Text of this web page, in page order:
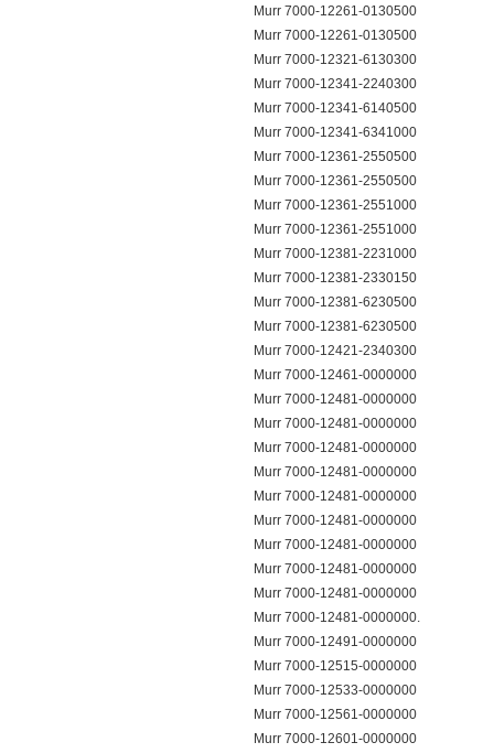
Murr 7000-12261-0130500
Murr 7000-12261-0130500
Murr 7000-12321-6130300
Murr 7000-12341-2240300
Murr 7000-12341-6140500
Murr 7000-12341-6341000
Murr 7000-12361-2550500
Murr 7000-12361-2550500
Murr 7000-12361-2551000
Murr 7000-12361-2551000
Murr 7000-12381-2231000
Murr 7000-12381-2330150
Murr 7000-12381-6230500
Murr 7000-12381-6230500
Murr 7000-12421-2340300
Murr 7000-12461-0000000
Murr 7000-12481-0000000
Murr 7000-12481-0000000
Murr 7000-12481-0000000
Murr 7000-12481-0000000
Murr 7000-12481-0000000
Murr 7000-12481-0000000
Murr 7000-12481-0000000
Murr 7000-12481-0000000
Murr 7000-12481-0000000
Murr 7000-12481-0000000.
Murr 7000-12491-0000000
Murr 7000-12515-0000000
Murr 7000-12533-0000000
Murr 7000-12561-0000000
Murr 7000-12601-0000000